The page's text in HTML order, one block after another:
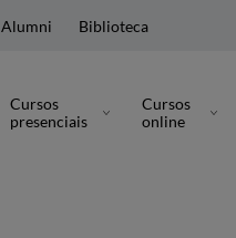
Alumni Biblioteca
Cursos
presenciais
Cursos
online